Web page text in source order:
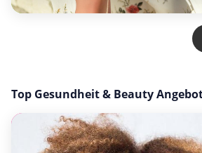
Top Gesundheit & Beauty